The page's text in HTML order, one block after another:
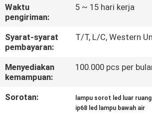
KAMI
BERITA
KASUS
Waktu
pengiriman:
5 ~ 15 hari kerja
Syarat-syarat
pembayaran:
T/T, L/C, Western
Menyediakan
kemampuan:
100.000 pcs per
Sorotan: lampu sorot led luar
ip68 led lampu bawah air